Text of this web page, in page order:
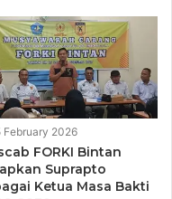
untuk kita dibulan
siapapun yang telah
Allah SWT ganjar
ujarnya
February 2026
FORKI Bintan
Suprapto
Ketua Masa Bakti